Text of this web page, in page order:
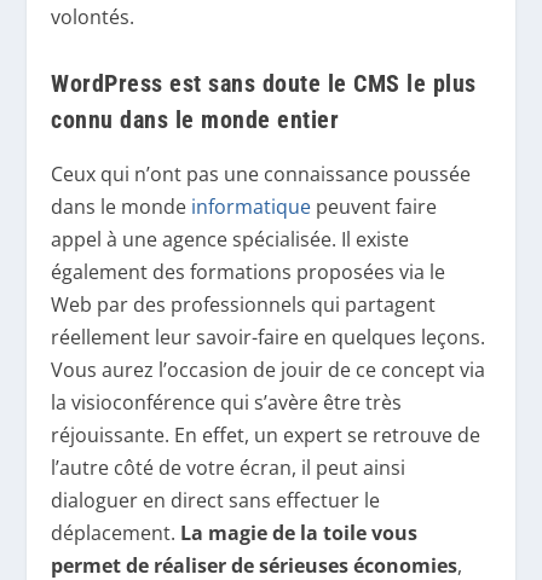
volontés.
WordPress est sans doute le CMS le plus
connu dans le monde entier
Ceux qui n’ont pas une connaissance poussée
dans le monde informatique peuvent faire
appel à une agence spécialisée. Il existe
également des formations proposées via le
Web par des professionnels qui partagent
réellement leur savoir-faire en quelques leçons.
Vous aurez l’occasion de jouir de ce concept via
la visioconférence qui s’avère être très
réjouissante. En effet, un expert se retrouve de
l’autre côté de votre écran, il peut ainsi
dialoguer en direct sans effectuer le
déplacement. La magie de la toile vous
permet de réaliser de sérieuses économies,